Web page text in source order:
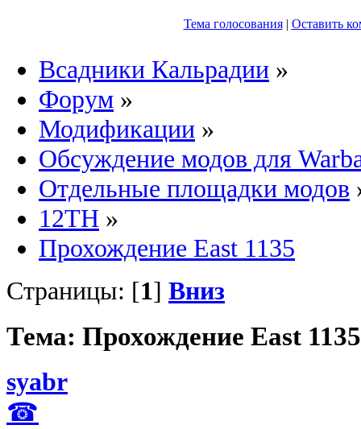
Тема голосования| Оставить
Всадники Кальрадии »
Форум »
Модификации »
Обсуждение модов для
Отдельные площадки модов
12TH »
Прохождение East 1135
Страницы: [1] Вниз
Тема: Прохождение East
syabr
☎